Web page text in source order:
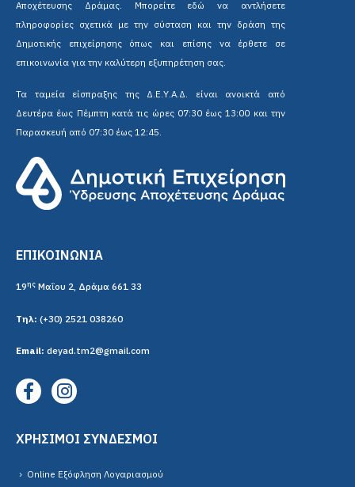
Αποχέτευσης Δράμας. Μπορείτε εδώ να αντλήσετε
πληροφορίες σχετικά με την σύσταση και την δράση της
Δημοτικής επιχείρησης όπως και επίσης να έρθετε σε
επικοινωνία για την καλύτερη εξυπηρέτηση σας.
Τα ταμεία είσπραξης της Δ.Ε.Υ.Α.Δ. είναι ανοικτά από
Δευτέρα έως Πέμπτη κατά τις ώρες 07:30 έως 13:00 και την
Παρασκευή από 07:30 έως 12:45.
ΕΠΙΚΟΙΝΩΝΙΑ
19ης Μαΐου 2, Δράμα 661 33
Τηλ: (+30) 2521 038260
Email: deyad.tm2@gmail.com
ΧΡΗΣΙΜΟΙ ΣΥΝΔΕΣΜΟΙ
Online Εξόφληση Λογαριασμού